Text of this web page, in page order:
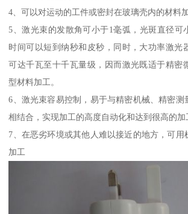
4、可以对运动的工件或密封在玻璃壳内的材料
5、激光束的发散角可小于1毫弧，光斑直径可
时间可以短到纳秒和皮秒，同时，大功率激光
可达千瓦至十千瓦量级，因而激光既适于精密
型材料加工。
6、激光束容易控制，易于与精密机械、精密测
相结合，实现加工的高度自动化和达到很高的加
7、在恶劣环境或其他人难以接近的地方，可用
加工